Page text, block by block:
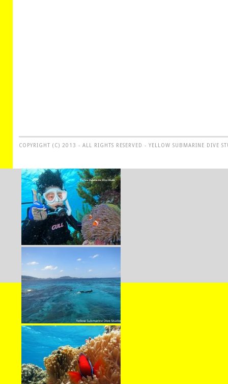
COPYRIGHT (C) 2013 - ALL RIGHTS RESERVED - YELLOW SUBMARINE DIVE